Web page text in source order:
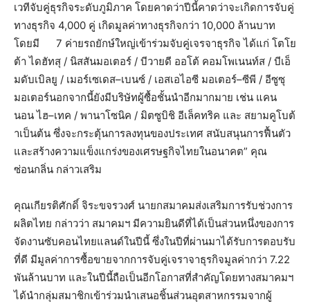
เวทีจับคู่ธุรกิจระดับภูมิภาค โดยคาดว่าปีนี้คาดว่าจะเกิดการจับคู่
ทางธุรกิจ 4,000 คู่ เกิดมูลค่าทางธุรกิจกว่า 10,000 ล้านบาท
โดยมี 7 ค่ายรถยักษ์ใหญ่เข้าร่วมจับคู่เจรจาธุรกิจ ได้แก่ โตโย
ต้า ไดฮัทสุ / นิสสันมอเตอร์ / บีวายดี ออโต้ คอมโพเนนท์ส / บีเอ็
มดับเบิลยู / เมอร์เซเดส–เบนซ์ / เอสเอไอซี มอเตอร์–ซีพี / อีซูซุ
มอเตอร์นอกจากนี้ยังมีบริษัทผู้ซื้อชั้นนำอีกมากมาย เช่น แคน
นอน ไฮ–เทค / พานาโซนิค / มิตซูบิชิ อีเล็คทริค และ สยามคูโบต้
าเป็นต้น ซึ่งจะกระตุ้นการลงทุนของประเทศ สนับสนุนการฟื้นตัว
และสร้างความแข็งแกร่งของเศรษฐกิจไทยในอนาคต” คุณ
ซ่อนกลิ่น กล่าวเสริม
คุณเกียรติศักดิ์ จิระขจรวงศ์ นายกสมาคมส่งเสริมการรับช่วงการ
ผลิตไทย กล่าวว่า สมาคมฯ มีความยินดีที่ได้เป็นส่วนหนึ่งของการ
จัดงานซับคอนไทยแลนด์ในปีนี้ ซึ่งในปีที่ผ่านมาได้รับการตอบรับ
ที่ดี มีมูลค่าการซื้อขายจากการจับคู่เจราจาธุรกิจมูลค่ากว่า 7.22
พันล้านบาท และในปีนี้ถือเป็นอีกโอกาสที่สำคัญโดยทางสมาคมฯ
ได้นำกลุ่มสมาชิกเข้าร่วมนำเสนอชิ้นส่วนอุตสาหกรรมจากผู้